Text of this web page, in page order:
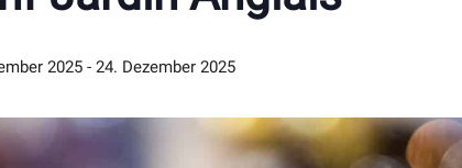
2025 - 24. Dezember 2025